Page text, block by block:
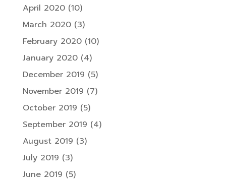
April 2020(10)
March 2020(3)
February 2020(10)
January 2020(4)
December 2019 (5)
November 2019 (7)
October 2019 (5)
September 2019 (4)
August 2019 (3)
July 2019 (3)
June 2019 (5)